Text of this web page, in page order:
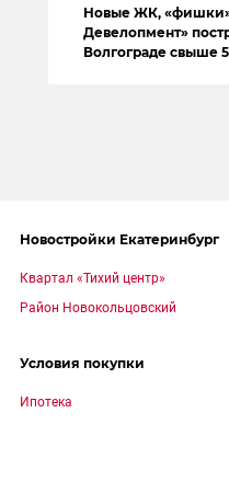
Новые ЖК,
Девелопмент»
Волгограде свыше
Новостройки Екатеринбург
Квартал «Тихий центр»
Район Новокольцовский
Условия покупки
Ипотека